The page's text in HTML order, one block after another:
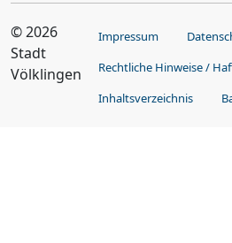
© 2026
Stadt
Völklingen
Impressum
Rechtliche Hinweise /
Inhaltsverzeichnis